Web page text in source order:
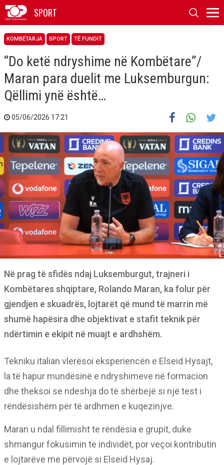
SPORT
KOMBËTARJA SPORT TË FUNDIT
“Do ketë ndryshime në Kombëtare”/
Maran para duelit me Luksemburgun:
Qëllimi ynë është…
05/06/2026 17:21
Në prag të sfidës ndaj Luksemburgut, trajneri i
Kombëtares shqiptare, Rolando Maran, ka folur për
gjendjen e skuadrës, lojtarët që mund të marrin më
shumë hapësira dhe objektivat e stafit teknik për
ndërtimin e ekipit në muajt e ardhshëm.
Tekniku italian vlerësoi eksperiencën e Elseid Hysajt,
la të hapur mundësinë e ndryshimeve në formacion
dhe theksoi se ndeshja do të shërbejë si një test i
rëndësishëm për të ardhmen e kuqezinjve.
Maran u ndal fillimisht te rëndësia e grupit, duke
shmangur fokusimin te individët, por veçoi kontributin
e lojtarëve me përvojë si Elseid Hysaj.